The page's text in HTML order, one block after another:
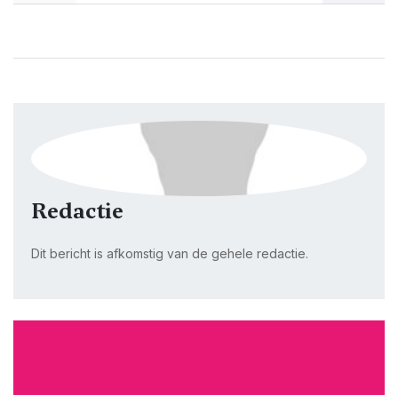
Redactie
Dit bericht is afkomstig van de gehele redactie.